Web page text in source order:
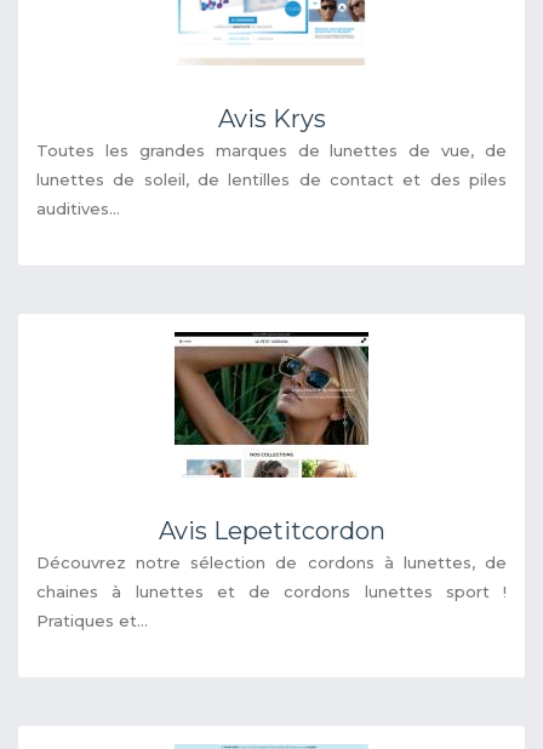
Avis Krys
Toutes les grandes marques de lunettes de vue, de
lunettes de soleil, de lentilles de contact et des piles
auditives...
Avis Lepetitcordon
Découvrez notre sélection de cordons à lunettes, de
chaines à lunettes et de cordons lunettes sport !
Pratiques et...